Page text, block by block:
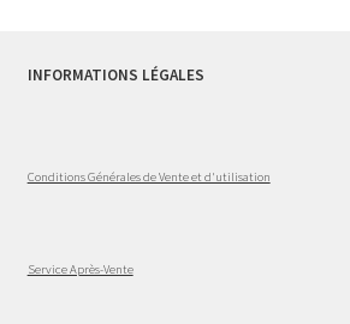
INFORMATIONS LÉGALES
Conditions Générales de Vente et d'utilisation
Service Après-Vente